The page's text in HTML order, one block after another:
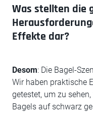
Was stellten die
Effekte dar?
Desom: Die Bagel-
Wir haben praktische
getestet, um zu
Bagels auf schwarz